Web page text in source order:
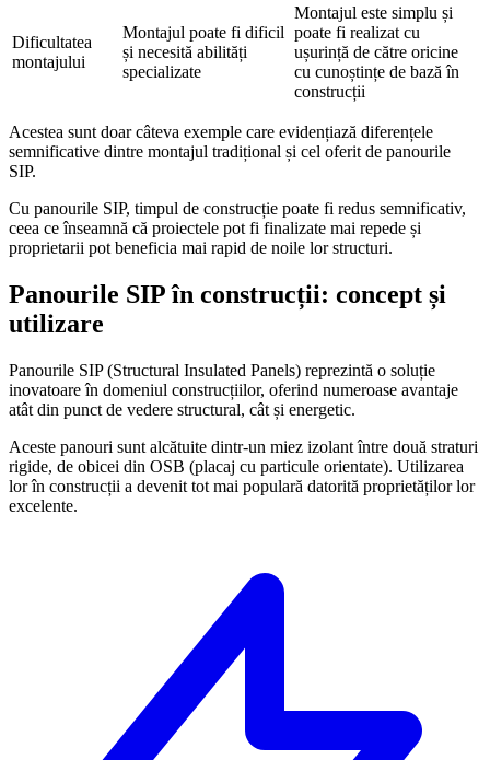
Dificultatea
montajului
Montajul poate fi dificil
și necesită abilități
specializate
Montajul este simplu și
poate fi realizat cu
ușurință de către oricine
cu cunoștințe de bază în
construcții
Acestea sunt doar câteva exemple care evidențiază diferențele
semnificative dintre montajul tradițional și cel oferit de panourile
SIP.
Cu panourile SIP, timpul de construcție poate fi redus semnificativ,
ceea ce înseamnă că proiectele pot fi finalizate mai repede și
proprietarii pot beneficia mai rapid de noile lor structuri.
Panourile SIP în construcții: concept și
utilizare
Panourile SIP (Structural Insulated Panels) reprezintă o soluție
inovatoare în domeniul construcțiilor, oferind numeroase avantaje
atât din punct de vedere structural, cât și energetic.
Aceste panouri sunt alcătuite dintr-un miez izolant între două straturi
rigide, de obicei din OSB (placaj cu particule orientate). Utilizarea
lor în construcții a devenit tot mai populară datorită proprietăților lor
excelente.